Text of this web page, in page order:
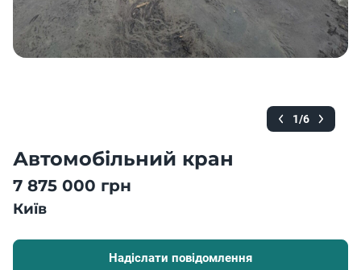
1/6
Автомобільний кран
7 875 000 грн
Київ
Надіслати повідомлення